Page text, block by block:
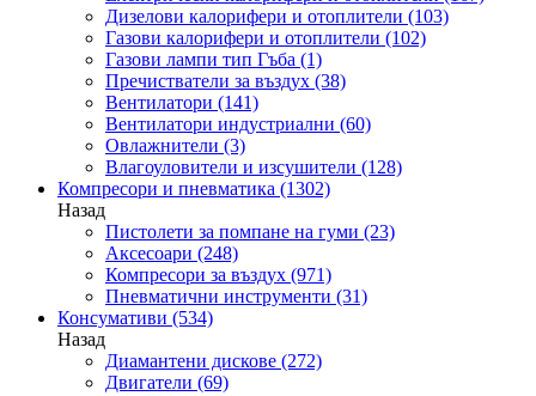
Дизелови калорифери и отоплители (103)
Газови калорифери и отоплители (102)
Газови лампи тип Гъба (1)
Пречистватели за въздух (38)
Вентилатори (141)
Вентилатори индустриални (60)
Овлажнители (3)
Влагоуловители и изсушители (128)
Компресори и пневматика (1302)
Назад
Пистолети за помпане на гуми (23)
Аксесоари (248)
Компресори за въздух (971)
Пневматични инструменти (31)
Консумативи (534)
Назад
Диамантени дискове (272)
Двигатели (69)